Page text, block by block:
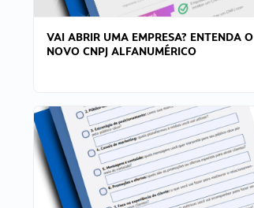
VAI ABRIR UMA EMPRESA? ENTENDA O
NOVO CNPJ ALFANUMÉRICO